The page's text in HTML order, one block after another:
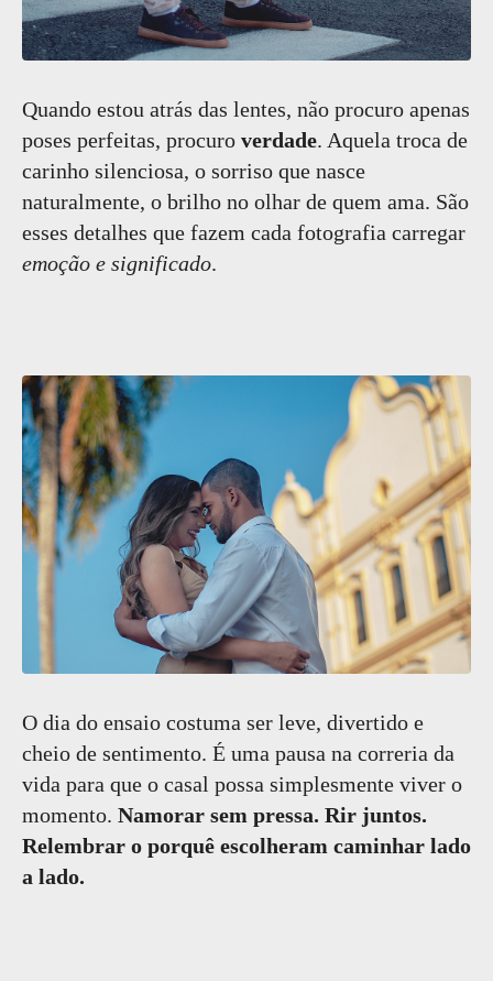
Quando estou atrás das lentes, não procuro apenas
poses perfeitas, procuro verdade. Aquela troca de
carinho silenciosa, o sorriso que nasce
naturalmente, o brilho no olhar de quem ama. São
esses detalhes que fazem cada fotografia carregar
emoção e significado.
O dia do ensaio costuma ser leve, divertido e
cheio de sentimento. É uma pausa na correria da
vida para que o casal possa simplesmente viver o
momento. Namorar sem pressa. Rir juntos.
Relembrar o porquê escolheram caminhar lado
a lado.